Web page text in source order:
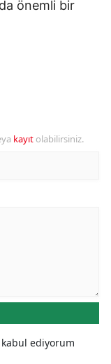
önemli bir
kayıt olabilirsiniz.
ediyorum